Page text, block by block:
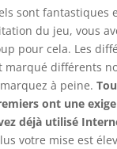
sont fantastiques
du jeu, vous
pour cela. Les
marqué différents
à peine.
ont une
déjà utilisé
votre mise est